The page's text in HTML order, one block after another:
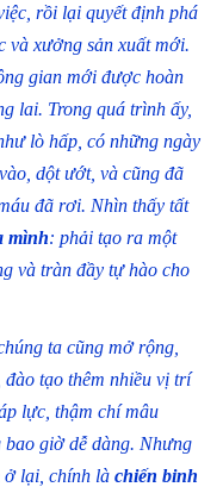
rồi lại quyết định phá
và xưởng sản xuất mới.
gian mới được hoàn
lai. Trong quá trình ấy,
lò hấp, có những ngày
dột ướt, và cũng đã
đã rơi. Nhìn thấy tất
mình: phải tạo ra một
và tràn đầy tự hào cho
ta cũng mở rộng,
đào tạo thêm nhiều vị trí
lực, thậm chí mâu
giờ dễ dàng. Nhưng
ở lại, chính là chiến binh